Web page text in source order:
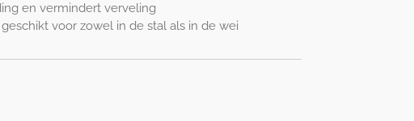
en vermindert verveling
voor zowel in de stal als in de wei